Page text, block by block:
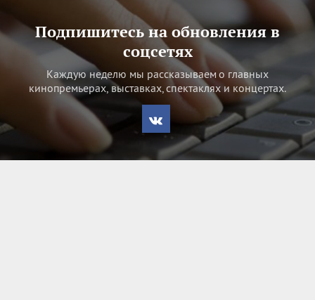
Подпишитесь на обновления в
соцсетях
Каждую неделю мы рассказываем о главных
кинопремьерах, выставках, спектаклях и концертах.